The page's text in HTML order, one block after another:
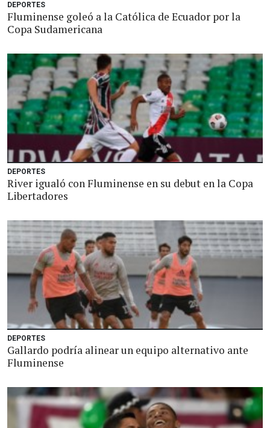
DEPORTES
Fluminense goleó a la Católica de Ecuador por la
Copa Sudamericana
DEPORTES
River igualó con Fluminense en su debut en la Copa
Libertadores
DEPORTES
Gallardo podría alinear un equipo alternativo ante
Fluminense